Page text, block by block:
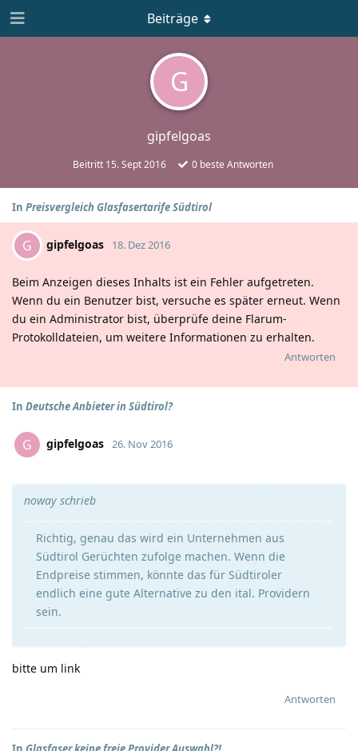
G
gipfelgoas
Beitritt 15. Sept 2016 0 beste Antworten
Beiträge
In Preisvergleich Glasfasertarife Südtirol
G gipfelgoas 18. Dez 2016
Beim Anzeigen dieses Inhalts ist ein Fehler aufgetreten.
Wenn du ein Benutzer bist, versuche es später erneut. Wenn
du ein Administrator bist, überprüfe deine Flarum-
Protokolldateien, um weitere Informationen zu erhalten.
Antworten
In Deutsche Anbieter in Südtirol?
G gipfelgoas 26. Nov 2016
noway schrieb
Richtig, genau das wird ein Unternehmen aus
Südtirol Gerüchten zufolge machen. Wenn die
Endpreise stimmen, könnte das für Südtiroler
endlich eine gute Alternative zu den ital. Providern
sein.
bitte um link
Antworten